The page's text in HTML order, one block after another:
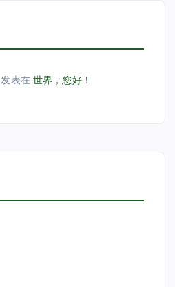
发表在世界，您好！